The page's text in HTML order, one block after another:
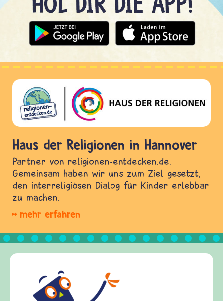
Haus der Religionen in Hannover
Partner von religionen-entdecken.de.
Gemeinsam haben wir uns zum Ziel gesetzt,
den interreligiösen Dialog für Kinder erlebbar
zu machen.
mehr erfahren
Frieden Fragen